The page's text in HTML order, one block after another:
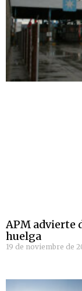
APM advierte
huelga
19 de noviembre de